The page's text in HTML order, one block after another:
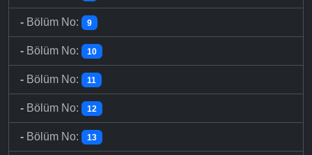
- Bölüm No: 9
- Bölüm No: 10
- Bölüm No: 11
- Bölüm No: 12
- Bölüm No: 13